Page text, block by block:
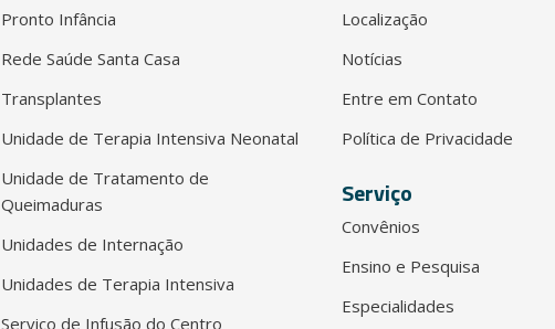
Pronto Infância
Rede Saúde Santa Casa
Transplantes
Unidade de Terapia Intensiva Neonatal
Unidade de Tratamento de
Queimaduras
Unidades de Internação
Unidades de Terapia Intensiva
Serviço de Infusão do Centro
Localização
Notícias
Entre em Contato
Política de Privacidade
Serviço
Convênios
Ensino e Pesquisa
Especialidades